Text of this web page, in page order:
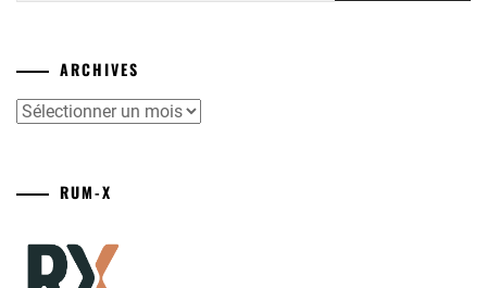
ARCHIVES
Archives
RUM-X